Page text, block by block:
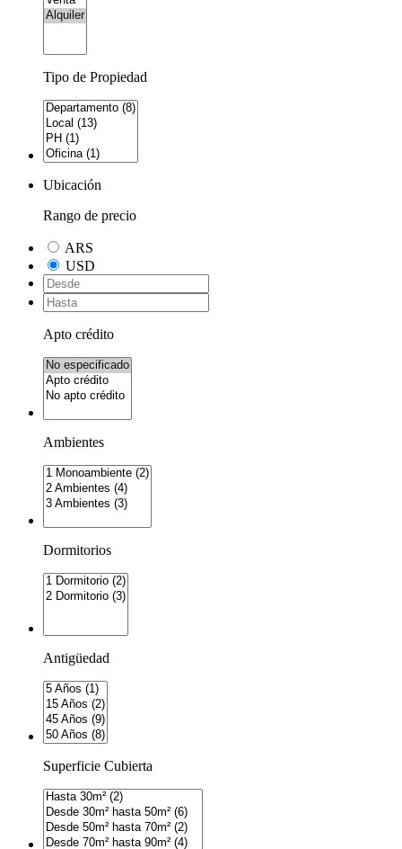
Tipo de Propiedad
Ubicación
Rango de precio
ARS
USD
Apto crédito
Ambientes
Dormitorios
Antigüedad
Superficie Cubierta